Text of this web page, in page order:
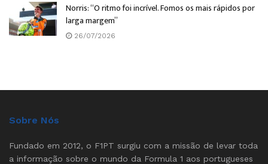
Norris: “O ritmo foi incrível. Fomos os mais rápidos por
larga margem”
26/07/2026
Sobre Nós
Fundado em 2012, o F1PT surgiu com a missão de levar toda
a informação sobre o mundo da Formula 1 aos portugueses